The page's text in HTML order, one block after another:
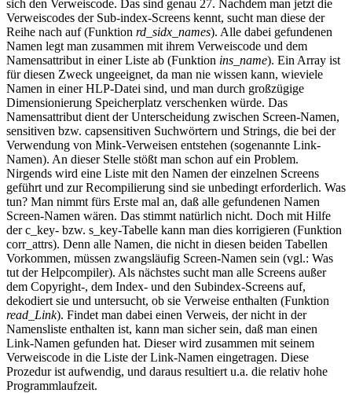
sich den Verweiscode. Das sind genau 27. Nachdem man jetzt die
Verweiscodes der Sub-index-Screens kennt, sucht man diese der
Reihe nach auf (Funktion rd_sidx_names). Alle dabei gefundenen
Namen legt man zusammen mit ihrem Verweiscode und dem
Namensattribut in einer Liste ab (Funktion ins_name). Ein Array ist
für diesen Zweck ungeeignet, da man nie wissen kann, wieviele
Namen in einer HLP-Datei sind, und man durch großzügige
Dimensionierung Speicherplatz verschenken würde. Das
Namensattribut dient der Unterscheidung zwischen Screen-Namen,
sensitiven bzw. capsensitiven Suchwörtern und Strings, die bei der
Verwendung von Mink-Verweisen entstehen (sogenannte Link-
Namen). An dieser Stelle stößt man schon auf ein Problem.
Nirgends wird eine Liste mit den Namen der einzelnen Screens
geführt und zur Recompilierung sind sie unbedingt erforderlich. Was
tun? Man nimmt fürs Erste mal an, daß alle gefundenen Namen
Screen-Namen wären. Das stimmt natürlich nicht. Doch mit Hilfe
der c_key- bzw. s_key-Tabelle kann man dies korrigieren (Funktion
corr_attrs). Denn alle Namen, die nicht in diesen beiden Tabellen
Vorkommen, müssen zwangsläufig Screen-Namen sein (vgl.: Was
tut der Helpcompiler). Als nächstes sucht man alle Screens außer
dem Copyright-, dem Index- und den Subindex-Screens auf,
dekodiert sie und untersucht, ob sie Verweise enthalten (Funktion
read_Link). Findet man dabei einen Verweis, der nicht in der
Namensliste enthalten ist, kann man sicher sein, daß man einen
Link-Namen gefunden hat. Dieser wird zusammen mit seinem
Verweiscode in die Liste der Link-Namen eingetragen. Diese
Prozedur ist aufwendig, und daraus resultiert u.a. die relativ hohe
Programmlaufzeit.